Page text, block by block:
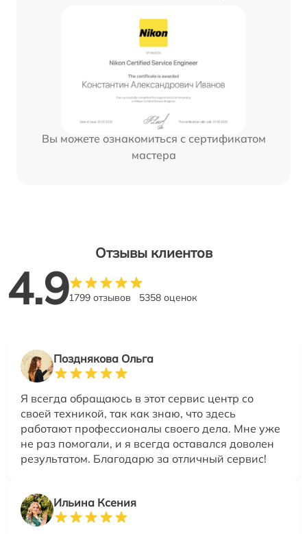
Вы можете ознакомиться с сертификатом
мастера
Отзывы клиентов
4.91799 отзывов 5358 оценок
Позднякова Ольга
Я всегда обращаюсь в этот сервис центр со
своей техникой, так как знаю, что здесь
работают профессионалы своего дела. Мне уже
не раз помогали, и я всегда оставался доволен
результатом. Благодарю за отличный сервис!
Ильина Ксения